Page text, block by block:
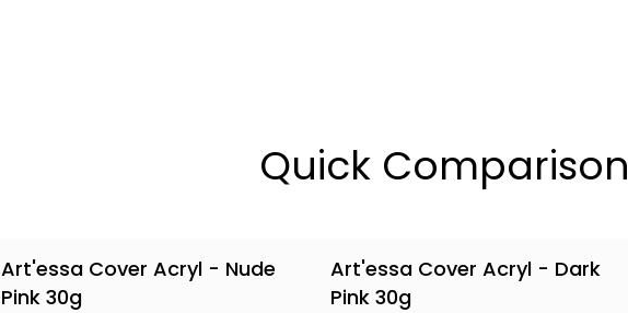
Quick Comparison
Art'essa Cover Acryl - Nude
Pink 30g
Art'essa Cover Acryl - Dark
Pink 30g